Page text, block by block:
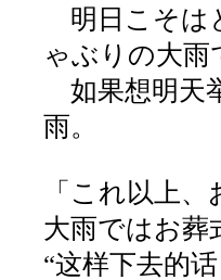
明日こそは
ゃぶりの大雨
如果想明天
雨。
「これ以上
大雨ではお葬
“这样下去的